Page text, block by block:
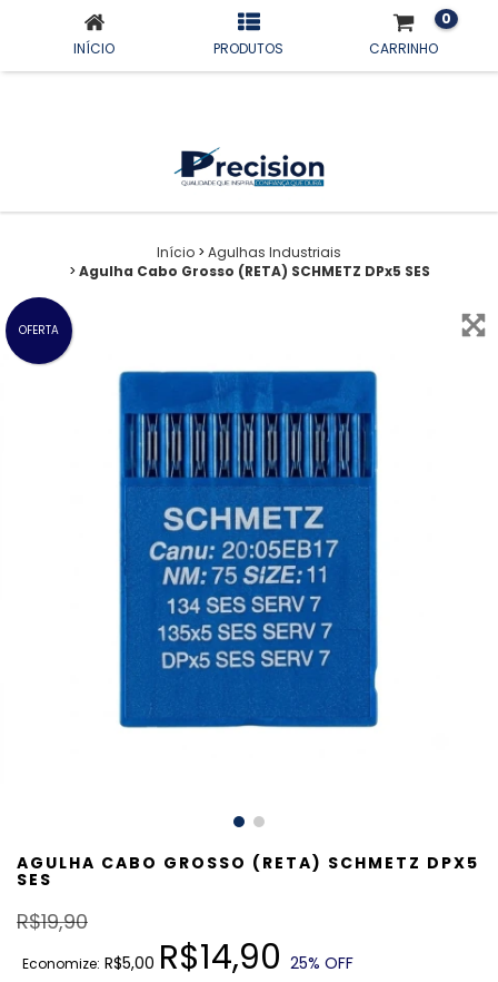
INÍCIO PRODUTOS CARRINHO
0
Início > Agulhas Industriais
> Agulha Cabo Grosso (RETA) SCHMETZ DPx5 SES
OFERTA
AGULHA CABO GROSSO (RETA) SCHMETZ DPX5
SES
R$19,90
Economize: R$5,00 R$14,90 25% OFF